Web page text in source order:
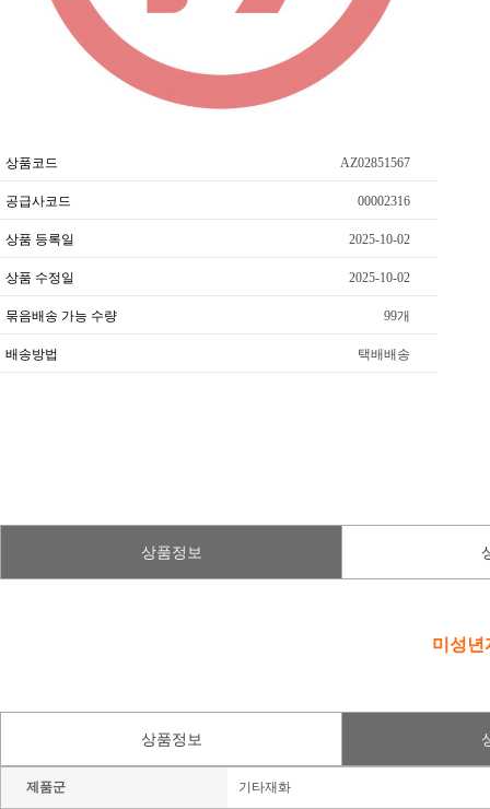
상품코드 AZ02851567
공급사코드 00002316
상품 등록일 2025-10-02
상품 수정일 2025-10-02
묶음배송 가능 수량 99개
배송방법 택배배송
상품정보
미성년
상품정보
제품군 기타재화